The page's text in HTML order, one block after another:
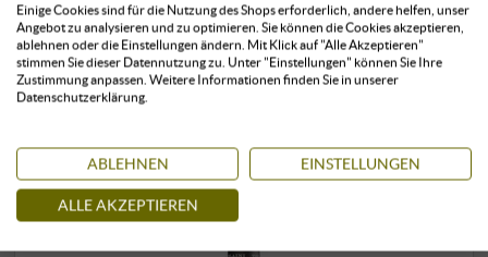
KUNDEN, DIE DIESES PRODUKT
GEKAUFT HABEN, KAUFTEN AUCH:
Einige Cookies sind für die Nutzung des Shops erforderlich, andere helfen, unser
Angebot zu analysieren und zu optimieren. Sie können die Cookies akzeptieren,
ablehnen oder die Einstellungen ändern. Mit Klick auf "Alle Akzeptieren"
stimmen Sie dieser Datennutzung zu. Unter "Einstellungen" können Sie Ihre
Zustimmung anpassen. Weitere Informationen finden Sie in unserer
Datenschutzerklärung.
ABLEHNEN EINSTELLUNGEN
ALLE AKZEPTIEREN